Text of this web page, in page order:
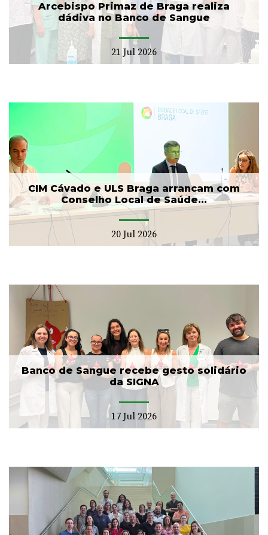
Arcebispo Primaz de Braga realiza
dádiva no Banco de Sangue
21 Jul 2026
CIM Cávado e ULS Braga arrancam com
Conselho Local de Saúde...
20 Jul 2026
Banco de Sangue recebe gesto solidário
da SIGNA
17 Jul 2026